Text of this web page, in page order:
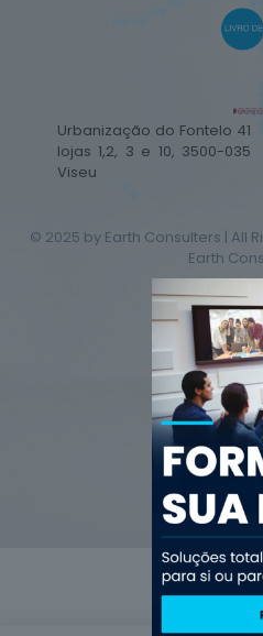
Urbanização do Fontelo 41
lojas 1,2, 3 e 10, 3500-035
Viseu
© 2025 by Earth Consulters | All
Earth